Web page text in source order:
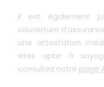
Il est également
couverture
une attestation
êtes apte à
consultez notre page